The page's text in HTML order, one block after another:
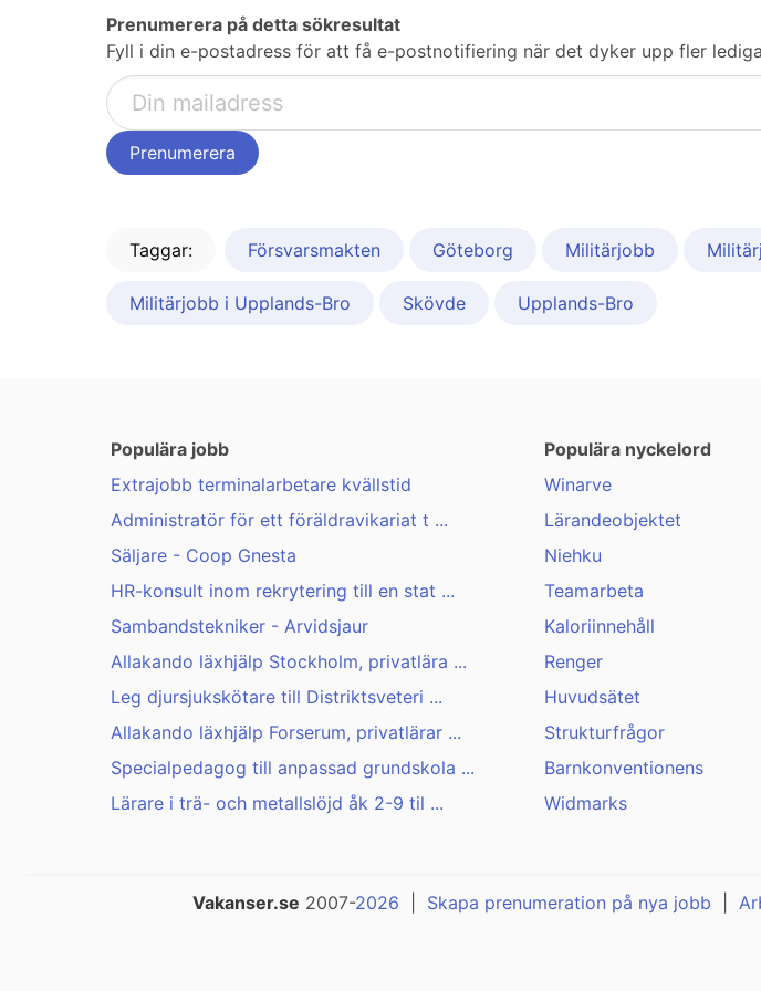
Prenumerera på detta sökresultat
Fyll i din e-postadress för att få e-postnotifiering när det dyker upp fler
Taggar: Försvarsmakten Göteborg Militärjobb
Militärjobb i Upplands-Bro Skövde Upplands-Bro
Populära jobb
Extrajobb terminalarbetare kvällstid
Administratör för ett föräldravikariat t ...
Säljare - Coop Gnesta
HR-konsult inom rekrytering till en stat ...
Sambandstekniker - Arvidsjaur
Allakando läxhjälp Stockholm, privatlära ...
Leg djursjukskötare till Distriktsveteri ...
Allakando läxhjälp Forserum, privatlärar ...
Specialpedagog till anpassad grundskola ...
Lärare i trä- och metallslöjd åk 2-9 til ...
Populära nyckelord
Winarve
Lärandeobjektet
Niehku
Teamarbeta
Kaloriinnehåll
Renger
Huvudsätet
Strukturfrågor
Barnkonventionens
Widmarks
Vakanser.se 2007-2026 Skapa prenumeration på nya jobb